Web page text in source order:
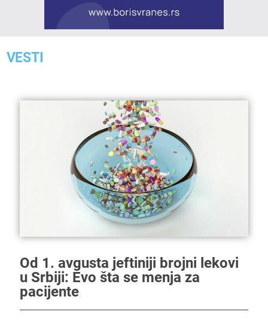
VESTI
Od 1. avgusta jeftiniji brojni lekovi
u Srbiji: Evo šta se menja za
pacijente